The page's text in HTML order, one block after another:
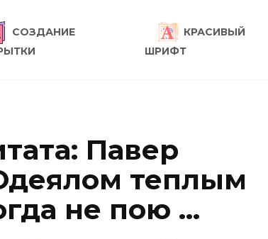
СОЗДАНИЕ
КРАСИВЫЙ
ШРИФТ
Павер
теплым
не пою …